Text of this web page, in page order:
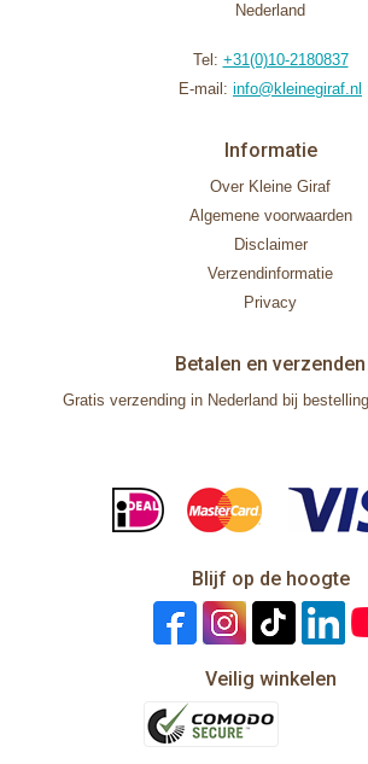
Nederland
Tel: +31(0)10-2180837
E-mail: info@kleinegiraf.nl
Informatie
Over Kleine Giraf
Algemene voorwaarden
Disclaimer
Verzendinformatie
Privacy
Betalen en verzenden
Gratis verzending in Nederland bij
Blijf op de hoogte
Veilig winkelen